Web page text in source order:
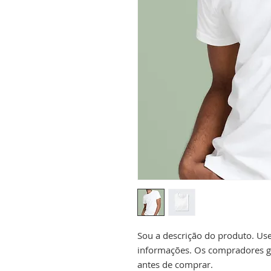
Sou a descrição do produto.
informações. Os compradores
antes de comprar.